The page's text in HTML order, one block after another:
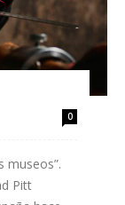
0
museos”.
Pitt